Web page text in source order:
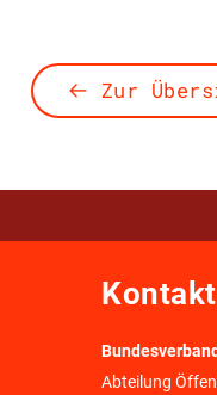
Zur
Kontakt
Abteilung